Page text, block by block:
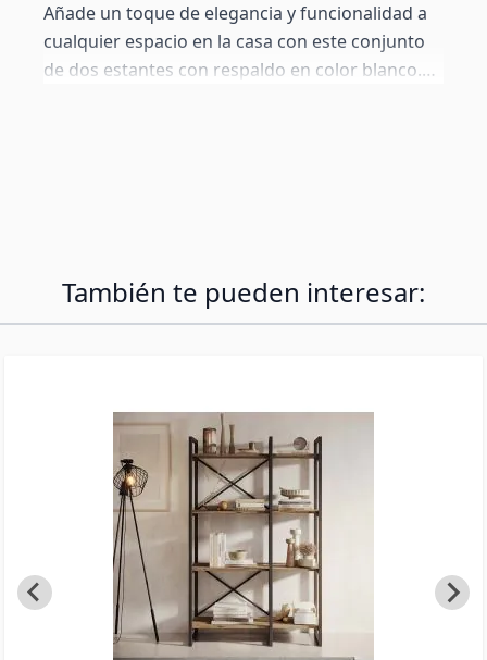
Añade un toque de elegancia y funcionalidad a
cualquier espacio en la casa con este conjunto
de dos estantes con respaldo en color blanco.
También te pueden interesar: